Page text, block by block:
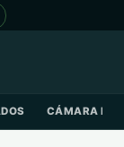
CÁMARA DE